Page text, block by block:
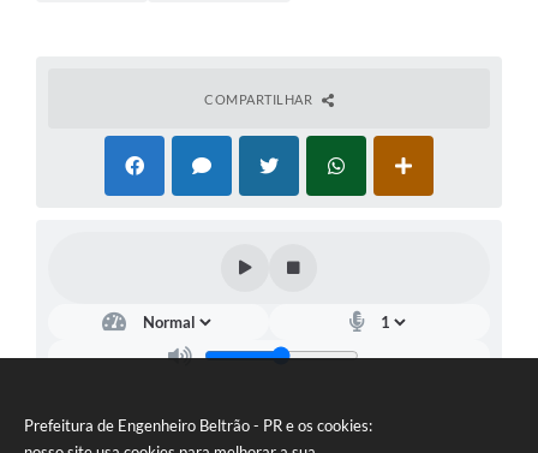
Prefeitura de Engenheiro Beltrão - PR e os cookies:
COMPARTILHAR